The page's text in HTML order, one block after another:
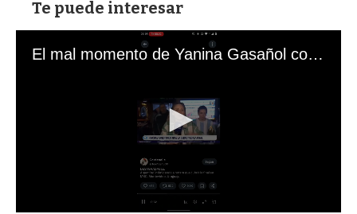
Te puede interesar
El mal momento de Yanina Gasañol con un hincha argentino en "Subrayado"